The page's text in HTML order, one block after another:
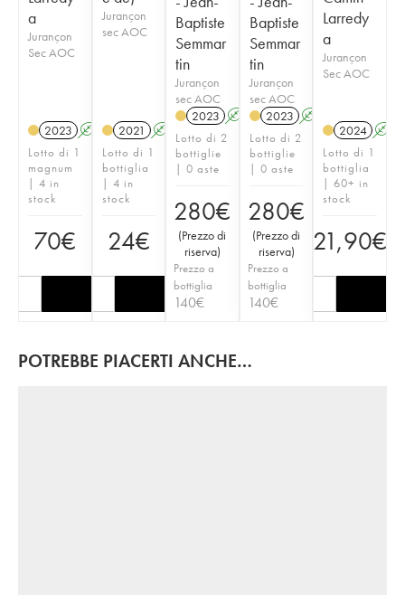
a
Jurançon
Sec AOC
2023 A
Lotto di 1
magnum
| 4 in
stock
70€
Jurançon
sec AOC
2021 A
Lotto di 1
bottiglia
| 4 in
stock
24€
Baptiste
Semmar
tin
Jurançon
sec AOC
2023 A
Lotto di 2
bottiglie
| 0 aste
280€
(Prezzo di
riserva)
Prezzo a
bottiglia
140€
Baptiste
Semmar
tin
Jurançon
sec AOC
2023 A
Lotto di 2
bottiglie
| 0 aste
280€
(Prezzo di
riserva)
Prezzo a
bottiglia
140€
Larredy
a
Jurançon
Sec AOC
2024 A
Lotto di 1
bottiglia
| 60+ in
stock
21,90€
POTREBBE PIACERTI ANCHE…